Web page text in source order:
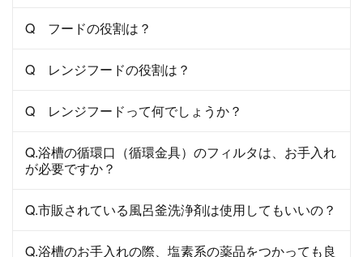
Q フードの役割は？
Q レンジフードの役割は？
Q レンジフードって何でしょうか？
Q.浴槽の循環口（循環金具）のフィルタは、お手入れ
が必要ですか？
Q.市販されている風呂釜洗浄剤は使用してもいいの？
Q.浴槽のお手入れの際、塩素系の薬品をつかっても良